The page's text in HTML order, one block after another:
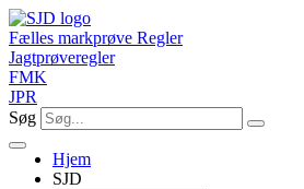
Videre
til
indhold
Fælles markprøve Regler
Jagtprøveregler
FMK
JPR
Søg
Hjem
SJD